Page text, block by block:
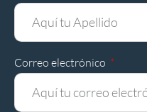
Correo electrónico